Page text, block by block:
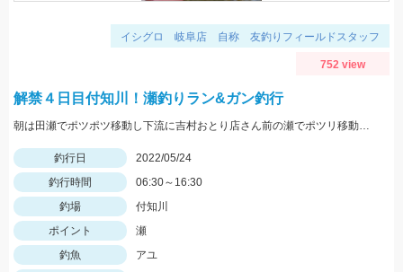
イシグロ 岐阜店 自称 友釣りフィールドスタッフ
752 view
解禁４日目付知川！瀬釣りラン&ガン釣行
朝は田瀬でポツポツ移動し下流に吉村おとり店さん前の瀬でポツリ移動し上流いなりはし下流の瀬の中でポツポツσ(^_^;)
釣行日
2022/05/24
釣行時間
06:30～16:30
釣場
付知川
ポイント
瀬
釣魚
アユ